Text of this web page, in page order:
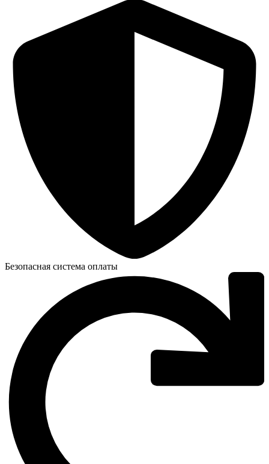
Безопасная система оплаты